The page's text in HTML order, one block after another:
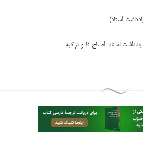
استاد)
استاد: اصلاح فا و تزکیه